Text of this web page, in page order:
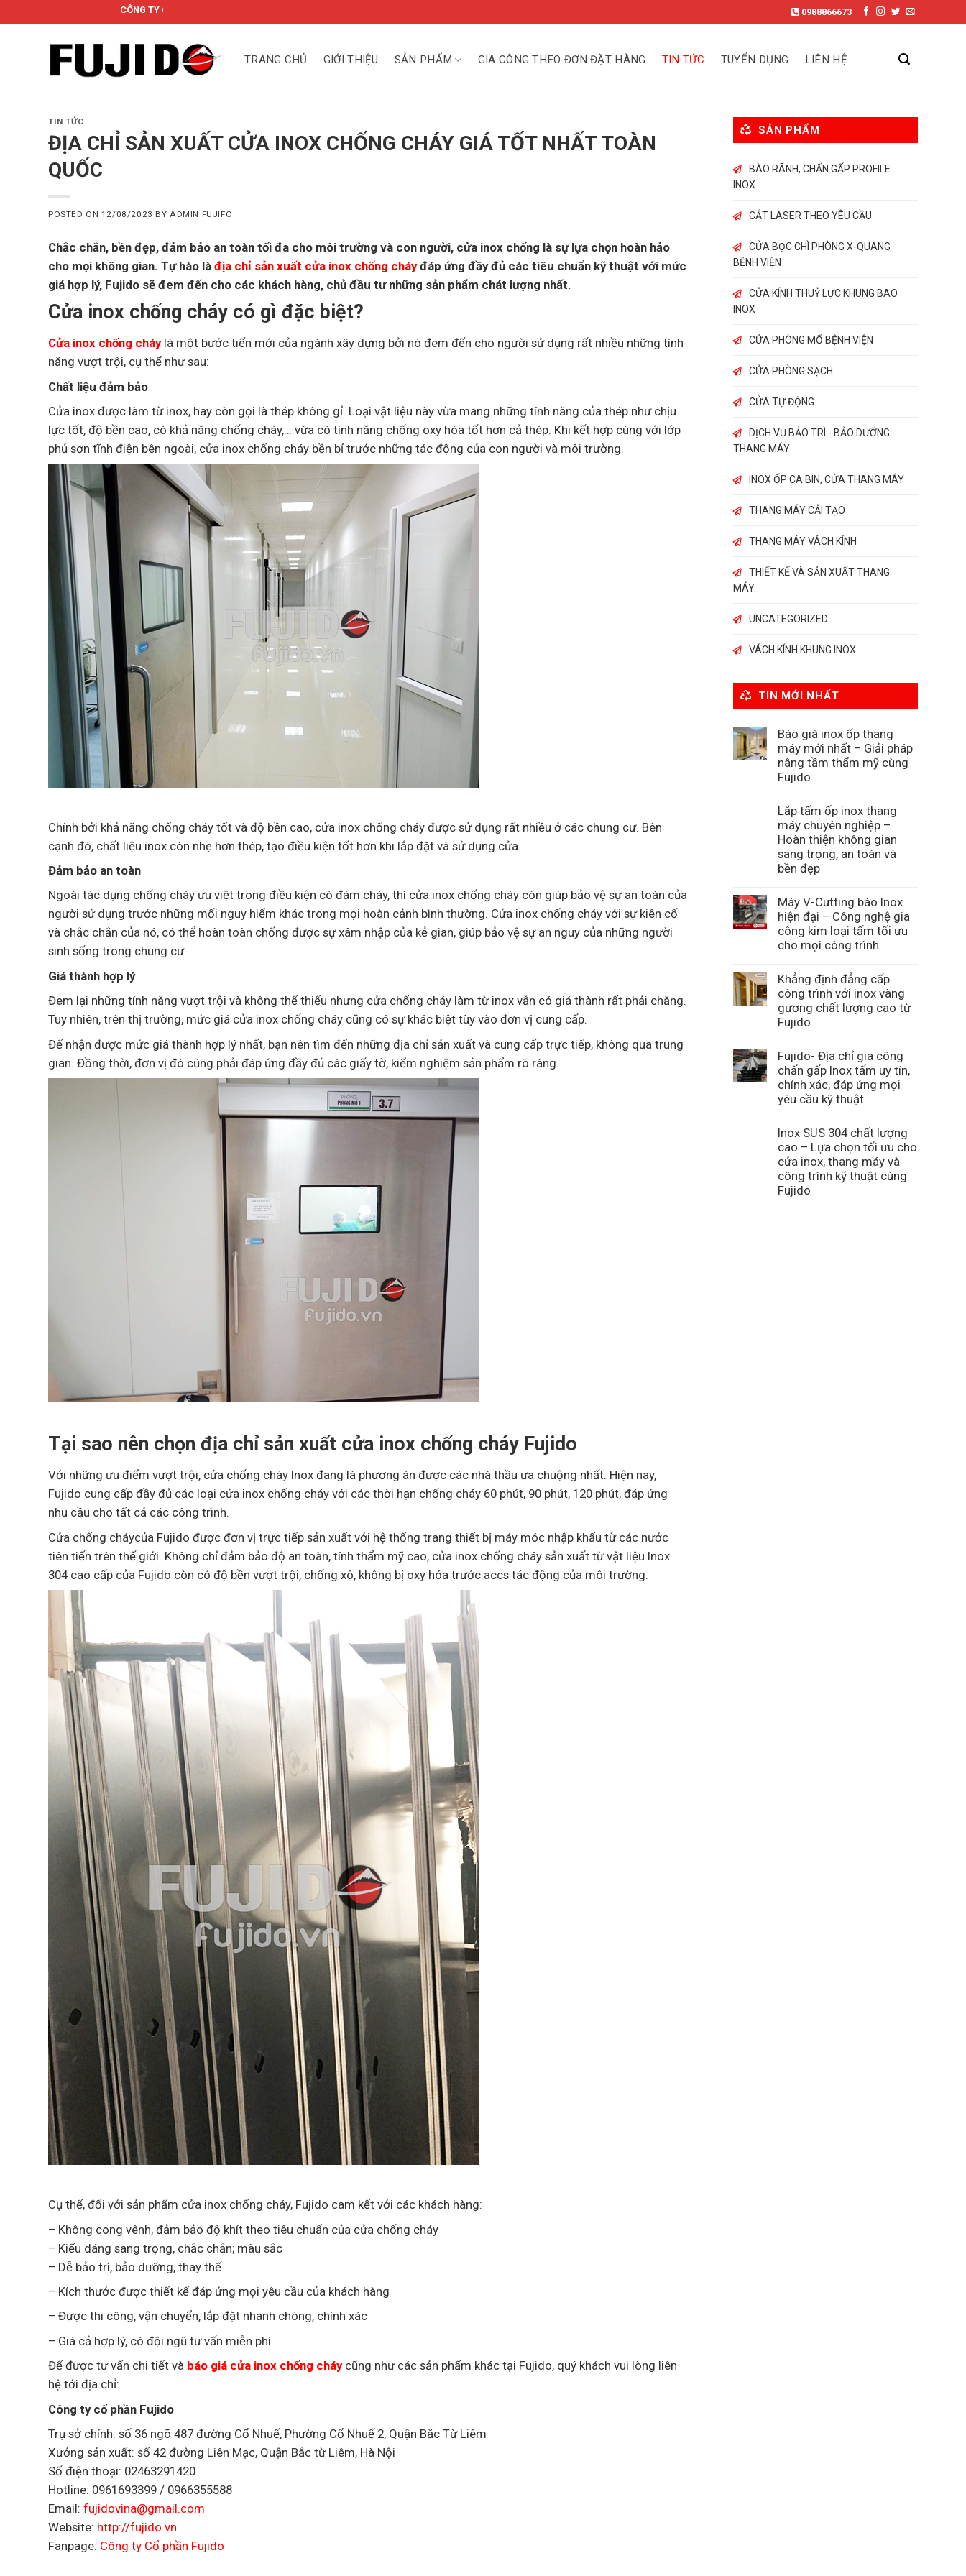
to
CÔNG TY CỔ PHẦN FUJIDO 0988866673
TRANG CHỦ GIỚI THIỆU SẢN PHẨM GIA CÔNG THEO ĐƠN ĐẶT HÀNG TIN TỨC TUYỂN DỤNG LIÊN HỆ
TIN TỨC
ĐỊA CHỈ SẢN XUẤT CỬA INOX CHỐNG CHÁY GIÁ TỐT NHẤT TOÀN
QUỐC
POSTED ON 12/08/2023 BYADMIN FUJIFO
Chắc chắn, bền đẹp, đảm bảo an toàn tối đa cho môi trường và con người, cửa inox chống là sự lựa chọn hoàn hảo
cho mọi không gian. Tự hào là địa chỉ sản xuất cửa inox chống cháyđáp ứng đầy đủ các tiêu chuẩn kỹ thuật với mức
giá hợp lý, Fujido sẽ đem đến cho các khách hàng, chủ đầu tư những sản phẩm chát lượng nhất.
Cửa inox chống cháy có gì đặc biệt?
Cửa inox chống cháylà một bước tiến mới của ngành xây dựng bởi nó đem đến cho người sử dụng rất nhiều những tính
năng vượt trội, cụ thể như sau:
Chất liệu đảm bảo
Cửa inox được làm từ inox, hay còn gọi là thép không gỉ. Loại vật liệu này vừa mang những tính năng của thép như chịu
lực tốt, độ bền cao, có khả năng chống cháy,… vừa có tính năng chống oxy hóa tốt hơn cả thép. Khi kết hợp cùng với lớp
phủ sơn tĩnh điện bên ngoài, cửa inox chống cháy bền bỉ trước những tác động của con người và môi trường.
Chính bởi khả năng chống cháy tốt và độ bền cao, cửa inox chống cháy được sử dụng rất nhiều ở các chung cư. Bên
cạnh đó, chất liệu inox còn nhẹ hơn thép, tạo điều kiện tốt hơn khi lắp đặt và sử dụng cửa.
Đảm bảo an toàn
Ngoài tác dụng chống cháy ưu việt trong điều kiện có đám cháy, thì cửa inox chống cháy còn giúp bảo vệ sự an toàn của
người sử dụng trước những mối nguy hiểm khác trong mọi hoàn cảnh bình thường. Cửa inox chống cháy với sự kiên cố
và chắc chắn của nó, có thể hoàn toàn chống được sự xâm nhập của kẻ gian, giúp bảo vệ sự an nguy của những người
sinh sống trong chung cư.
Giá thành hợp lý
Đem lại những tính năng vượt trội và không thể thiếu nhưng cửa chống cháy làm từ inox vẫn có giá thành rất phải chăng.
Tuy nhiên, trên thị trường, mức giá cửa inox chống cháy cũng có sự khác biệt tùy vào đơn vị cung cấp.
Để nhận được mức giá thành hợp lý nhất, bạn nên tìm đến những địa chỉ sản xuất và cung cấp trực tiếp, không qua trung
gian. Đồng thời, đơn vị đó cũng phải đáp ứng đầy đủ các giấy tờ, kiểm nghiệm sản phẩm rõ ràng.
Tại sao nên chọn địa chỉ sản xuất cửa inox chống cháy Fujido
Với những ưu điểm vượt trội, cửa chống cháy Inox đang là phương án được các nhà thầu ưa chuộng nhất. Hiện nay,
Fujido cung cấp đầy đủ các loại cửa inox chống cháy với các thời hạn chống cháy 60 phút, 90 phút, 120 phút, đáp ứng
nhu cầu cho tất cả các công trình.
Cửa chống cháycủa Fujido được đơn vị trực tiếp sản xuất với hệ thống trang thiết bị máy móc nhập khẩu từ các nước
tiên tiến trên thế giới. Không chỉ đảm bảo độ an toàn, tính thẩm mỹ cao, cửa inox chống cháy sản xuất từ vật liệu Inox
304 cao cấp của Fujido còn có độ bền vượt trội, chống xô, không bị oxy hóa trước accs tác động của môi trường.
Cụ thể, đối với sản phẩm cửa inox chống cháy, Fujido cam kết với các khách hàng:
– Không cong vênh, đảm bảo độ khít theo tiêu chuẩn của cửa chống cháy
– Kiểu dáng sang trọng, chắc chắn; màu sắc
– Dễ bảo trì, bảo dưỡng, thay thế
– Kích thước được thiết kế đáp ứng mọi yêu cầu của khách hàng
– Được thi công, vận chuyển, lắp đặt nhanh chóng, chính xác
– Giá cả hợp lý, có đội ngũ tư vấn miễn phí
Để được tư vấn chi tiết và báo giá cửa inox chống cháycũng như các sản phẩm khác tại Fujido, quý khách vui lòng liên
hệ tới địa chỉ:
Công ty cổ phần Fujido
Trụ sở chính: số 36 ngõ 487 đường Cổ Nhuế, Phường Cổ Nhuế 2, Quận Bắc Từ Liêm
Xưởng sản xuất: số 42 đường Liên Mạc, Quận Bắc từ Liêm, Hà Nội
Số điện thoại: 02463291420
Hotline: 0961693399 / 0966355588
Email: fujidovina@gmail.com
Website: http://fujido.vn
Fanpage: Công ty Cổ phần Fujido
SẢN PHẨM
BÀO RÃNH, CHẤN GẤP PROFILE
INOX
CẮT LASER THEO YÊU CẦU
CỬA BỌC CHÌ PHÒNG X-QUANG
BỆNH VIỆN
CỬA KÍNH THUỶ LỰC KHUNG BAO
INOX
CỬA PHÒNG MỔ BỆNH VIỆN
CỬA PHÒNG SẠCH
CỬA TỰ ĐỘNG
DỊCH VỤ BẢO TRÌ - BẢO DƯỠNG
THANG MÁY
INOX ỐP CA BIN, CỬA THANG MÁY
THANG MÁY CẢI TẠO
THANG MÁY VÁCH KÍNH
THIẾT KẾ VÀ SẢN XUẤT THANG
MÁY
UNCATEGORIZED
VÁCH KÍNH KHUNG INOX
TIN MỚI NHẤT
Báo giá inox ốp thang
máy mới nhất – Giải pháp
nâng tầm thẩm mỹ cùng
Fujido
Lắp tấm ốp inox thang
máy chuyên nghiệp –
Hoàn thiện không gian
sang trọng, an toàn và
bền đẹp
Máy V-Cutting bào Inox
hiện đại – Công nghệ gia
công kim loại tấm tối ưu
cho mọi công trình
Khẳng định đẳng cấp
công trình với inox vàng
gương chất lượng cao từ
Fujido
Fujido- Địa chỉ gia công
chấn gấp Inox tấm uy tín,
chính xác, đáp ứng mọi
yêu cầu kỹ thuật
Inox SUS 304 chất lượng
cao – Lựa chọn tối ưu cho
cửa inox, thang máy và
công trình kỹ thuật cùng
Fujido